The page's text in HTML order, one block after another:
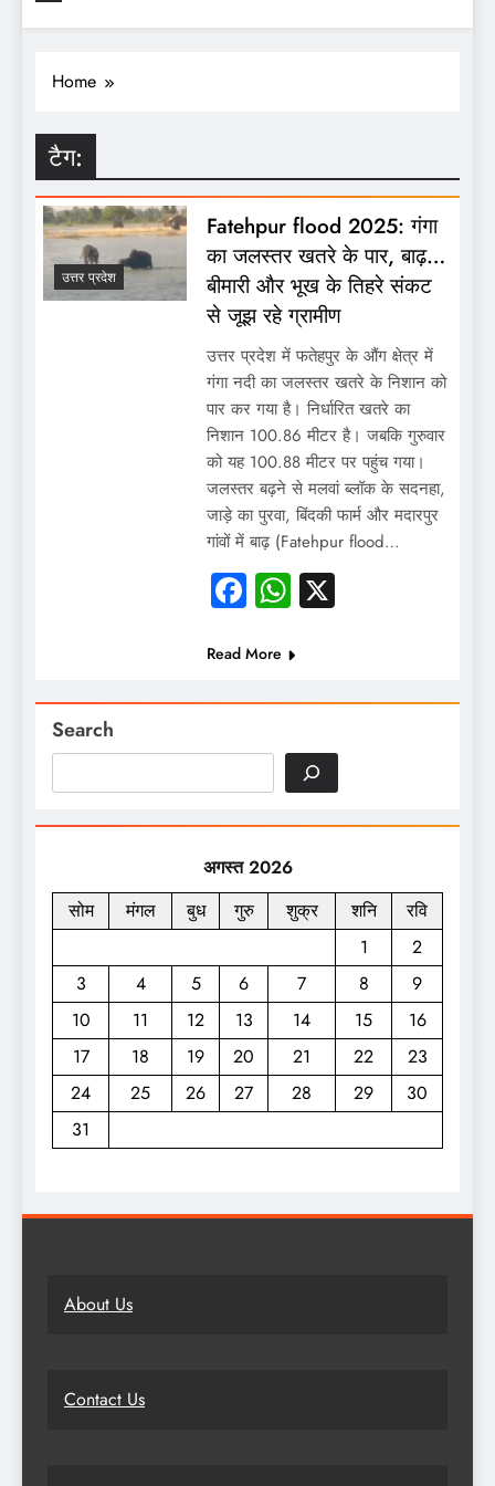
Home
टैग:
उत्तर प्रदेश
Fatehpur flood 2025: गंगा
का जलस्तर खतरे के पार, बाढ़…
बीमारी और भूख के तिहरे संकट
से जूझ रहे ग्रामीण
उत्तर प्रदेश में फतेहपुर के औंग क्षेत्र में
गंगा नदी का जलस्तर खतरे के निशान को
पार कर गया है। निर्धारित खतरे का
निशान 100.86 मीटर है। जबकि गुरुवार
को यह 100.88 मीटर पर पहुंच गया।
जलस्तर बढ़ने से मलवां ब्लॉक के सदनहा,
जाड़े का पुरवा, बिंदकी फार्म और मदारपुर
गांवों में बाढ़ (Fatehpur flood…
Facebook
WhatsApp
X
Read More
Search
अगस्त 2026
सोम
मंगल बुध गुरु शुक्र शनि
रवि
1
2
3
4 5 6 7 8
9
10
11 12 13 14 15
16
17
18 19 20 21 22
23
24
25 26 27 28 29
30
31
About Us
Contact Us